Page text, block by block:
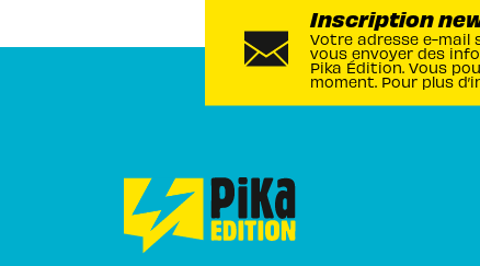
Inscription
Votre adresse e-mail
vous envoyer des
Pika Édition. Vous
moment. Pour plus